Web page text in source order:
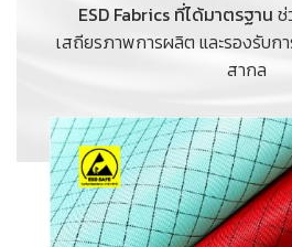
ESD Fabrics ที่ได้มาตรฐาน ช่
เสถียรภาพการผลิต และรองรับก
สากล